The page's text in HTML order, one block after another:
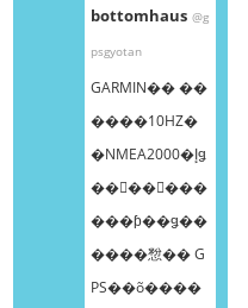
bottomhaus @g
psgyotan
GARMIN�� ��
����10HZ�
�NMEA2000�إǥ
��󥰥��󥵡���
���ƥ��ǥ��
����㥹�� G
PS��õ����